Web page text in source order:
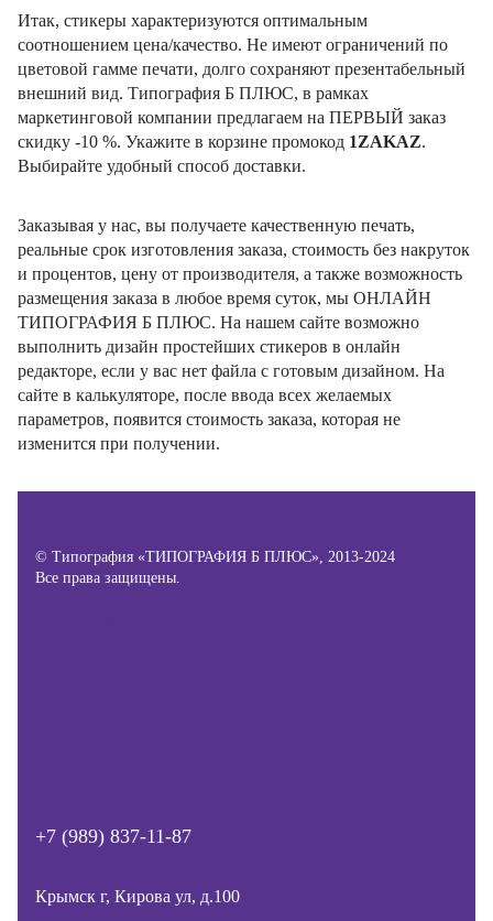
Итак, стикеры характеризуются оптимальным
соотношением цена/качество. Не имеют ограничений по
цветовой гамме печати, долго сохраняют презентабельный
внешний вид. Типография Б ПЛЮС, в рамках
маркетинговой компании предлагаем на ПЕРВЫЙ заказ
скидку -10 %. Укажите в корзине промокод 1ZAKAZ.
Выбирайте удобный способ доставки.
Заказывая у нас, вы получаете качественную печать,
реальные срок изготовления заказа, стоимость без накруток
и процентов, цену от производителя, а также возможность
размещения заказа в любое время суток, мы ОНЛАЙН
ТИПОГРАФИЯ Б ПЛЮС. На нашем сайте возможно
выполнить дизайн простейших стикеров в онлайн
редакторе, если у вас нет файла с готовым дизайном. На
сайте в калькуляторе, после ввода всех желаемых
параметров, появится стоимость заказа, которая не
изменится при получении.
© Типография «ТИПОГРАФИЯ Б ПЛЮС», 2013-2024
Все права защищены.
+7 (989) 837-11-87
Крымск г, Кирова ул, д.100